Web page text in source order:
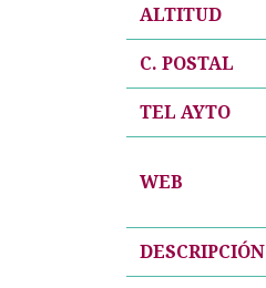
ALTITUD
C. POSTAL
TEL AYTO
WEB
DESCRIPCIÓN